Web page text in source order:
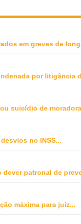
em greves de
por litigância
suicídio de
no INSS...
patronal de
máxima para juiz...